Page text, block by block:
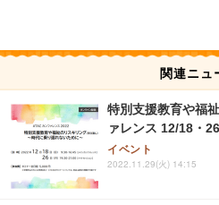
関連ニュ
特別支援教育や福
ァレンス 12/18・26
イベント
2022.11.29(火) 14:15